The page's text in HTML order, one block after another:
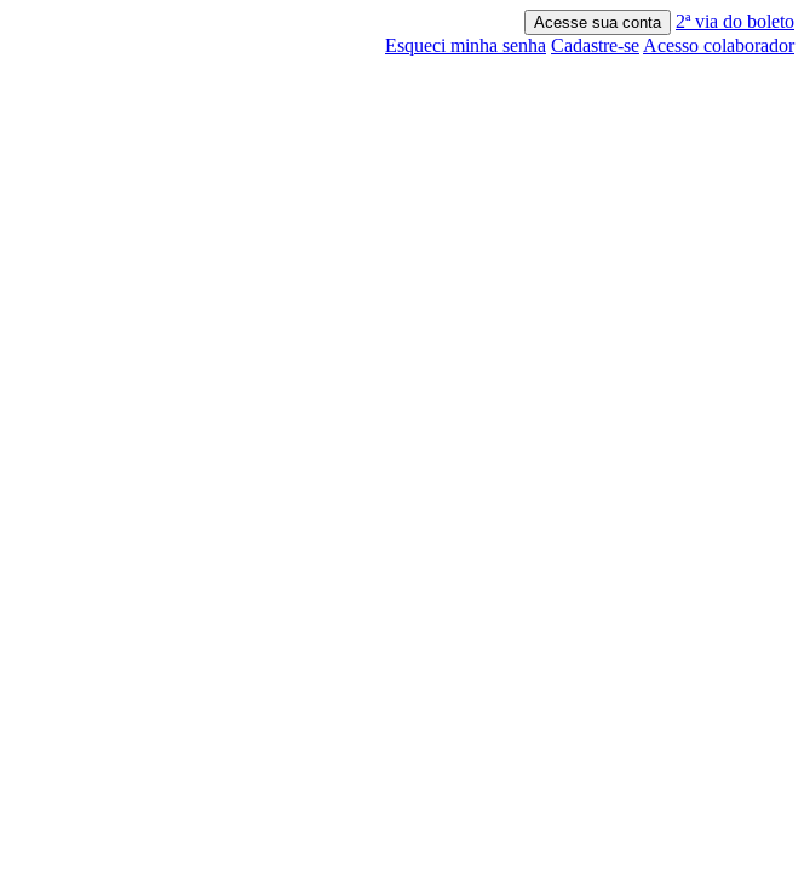
Acesse sua conta
2ª via do boleto
Esqueci minha senha Cadastre-se Acesso colaborador